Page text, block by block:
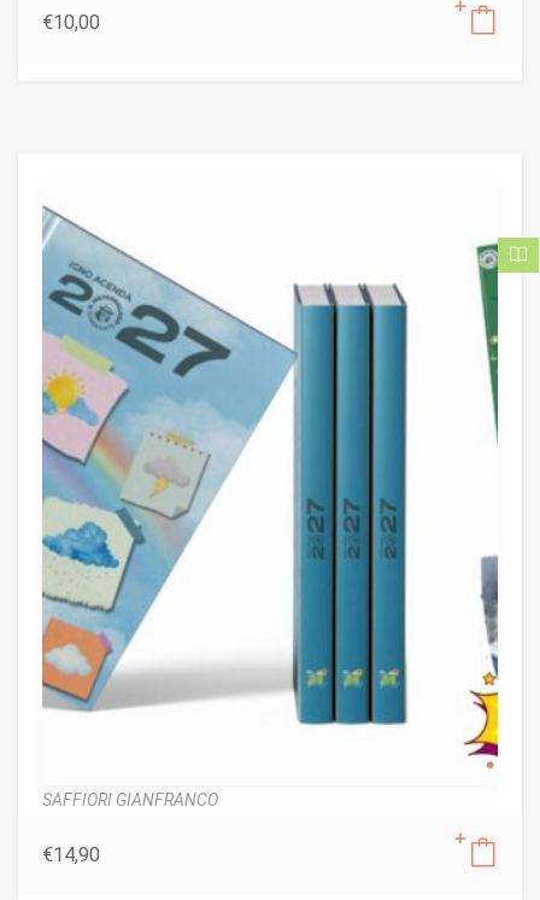
€10,00
SAFFIORI GIANFRANCO
€14,90